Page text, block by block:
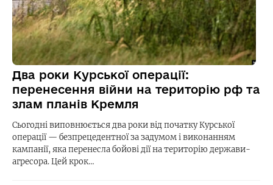
Два роки Курської операції:
перенесення війни на територію рф та
злам планів Кремля
Сьогодні виповнюється два роки від початку Курської
операції — безпрецедентної за задумом і виконанням
кампанії, яка перенесла бойові дії на територію держави-
агресора. Цей крок…